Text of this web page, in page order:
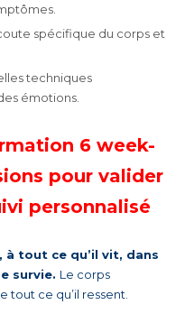
spécifique du corps et
techniques
émotions.
6 week-
pour valider
personnalisé
à tout ce qu’il vit, dans
survie. Le corps
ce qu’il ressent.